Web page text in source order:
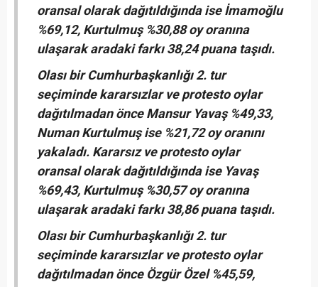
oransal olarak dağıtıldığında ise İmamoğlu
%69,12, Kurtulmuş %30,88 oy oranına
ulaşarak aradaki farkı 38,24 puana taşıdı.
Olası bir Cumhurbaşkanlığı 2. tur
seçiminde kararsızlar ve protesto oylar
dağıtılmadan önce Mansur Yavaş %49,33,
Numan Kurtulmuş ise %21,72 oy oranını
yakaladı. Kararsız ve protesto oylar
oransal olarak dağıtıldığında ise Yavaş
%69,43, Kurtulmuş %30,57 oy oranına
ulaşarak aradaki farkı 38,86 puana taşıdı.
Olası bir Cumhurbaşkanlığı 2. tur
seçiminde kararsızlar ve protesto oylar
dağıtılmadan önce Özgür Özel %45,59,